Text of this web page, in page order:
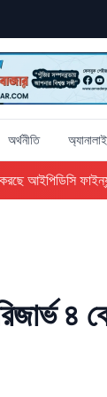
অর্থনীতি
আইপিডিসি ফাইন্যান্স
৪